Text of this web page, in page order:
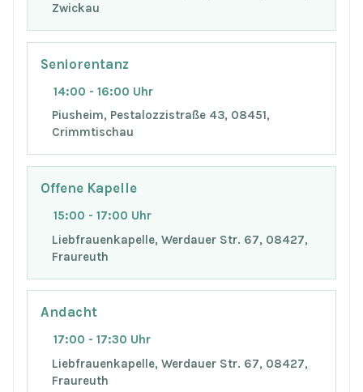
Zwickau
Seniorentanz
14:00 - 16:00 Uhr
Piusheim, Pestalozzistraße 43, 08451,
Crimmtischau
Offene Kapelle
15:00 - 17:00 Uhr
Liebfrauenkapelle, Werdauer Str. 67, 08427,
Fraureuth
Andacht
17:00 - 17:30 Uhr
Liebfrauenkapelle, Werdauer Str. 67, 08427,
Fraureuth